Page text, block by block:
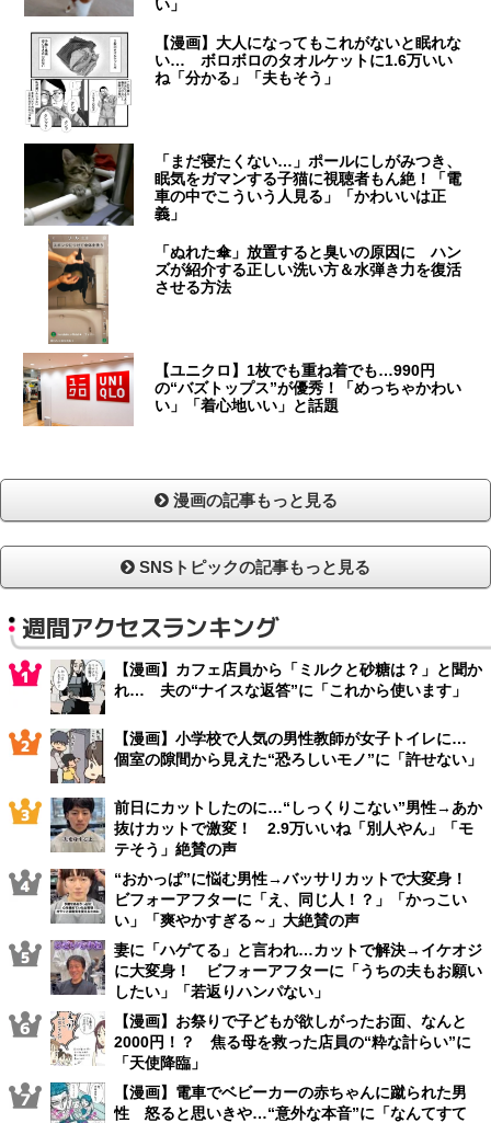
い」
【漫画】大人になってもこれがないと眠れな
い… ボロボロのタオルケットに1.6万いい
ね「分かる」「夫もそう」
「まだ寝たくない…」ポールにしがみつき、
眠気をガマンする子猫に視聴者もん絶！「電
車の中でこういう人見る」「かわいいは正
義」
「ぬれた傘」放置すると臭いの原因に ハン
ズが紹介する正しい洗い方＆水弾き力を復活
させる方法
【ユニクロ】1枚でも重ね着でも…990円
の“バズトップス”が優秀！「めっちゃかわい
い」「着心地いい」と話題
漫画の記事もっと見る
SNSトピックの記事もっと見る
週間アクセスランキング
【漫画】カフェ店員から「ミルクと砂糖は？」と聞か
れ… 夫の“ナイスな返答”に「これから使います」
【漫画】小学校で人気の男性教師が女子トイレに…
個室の隙間から見えた“恐ろしいモノ”に「許せない」
前日にカットしたのに…“しっくりこない”男性→あか
抜けカットで激変！ 2.9万いいね「別人やん」「モ
テそう」絶賛の声
“おかっぱ”に悩む男性→バッサリカットで大変身！
ビフォーアフターに「え、同じ人！？」「かっこい
い」「爽やかすぎる～」大絶賛の声
妻に「ハゲてる」と言われ…カットで解決→イケオジ
に大変身！ ビフォーアフターに「うちの夫もお願い
したい」「若返りハンパない」
【漫画】お祭りで子どもが欲しがったお面、なんと
2000円！？ 焦る母を救った店員の“粋な計らい”に
「天使降臨」
【漫画】電車でベビーカーの赤ちゃんに蹴られた男
性 怒ると思いきや…“意外な本音”に「なんてすて